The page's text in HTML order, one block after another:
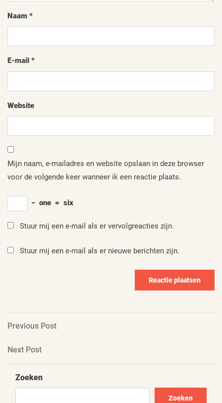
Naam *
E-mail *
Website
Mijn naam, e-mailadres en website opslaan in deze browser
voor de volgende keer wanneer ik een reactie plaats.
− one = six
Stuur mij een e-mail als er vervolgreacties zijn.
Stuur mij een e-mail als er nieuwe berichten zijn.
Berichtnavigatie
Previous
Previous Post
Next
Next Post
Zoeken
Zoeken